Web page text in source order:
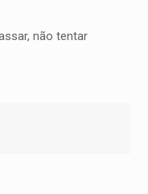
não tentar